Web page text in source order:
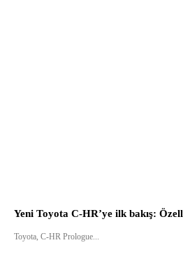
Yeni Toyota C-HR’ye ilk bakış:
Toyota, C-HR Prologue...